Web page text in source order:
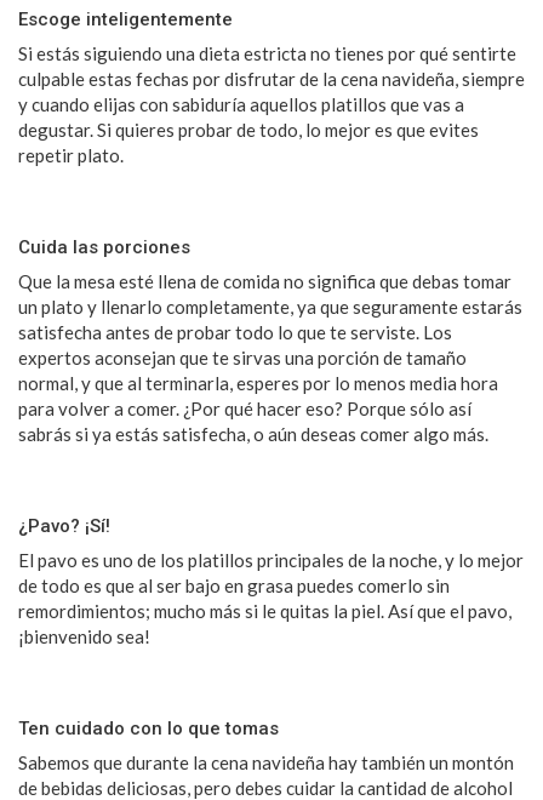
Escoge inteligentemente
Si estás siguiendo una dieta estricta no tienes por qué sentirte
culpable estas fechas por disfrutar de la cena navideña, siempre
y cuando elijas con sabiduría aquellos platillos que vas a
degustar. Si quieres probar de todo, lo mejor es que evites
repetir plato.
Cuida las porciones
Que la mesa esté llena de comida no significa que debas tomar
un plato y llenarlo completamente, ya que seguramente estarás
satisfecha antes de probar todo lo que te serviste. Los
expertos aconsejan que te sirvas una porción de tamaño
normal, y que al terminarla, esperes por lo menos media hora
para volver a comer. ¿Por qué hacer eso? Porque sólo así
sabrás si ya estás satisfecha, o aún deseas comer algo más.
¿Pavo? ¡Sí!
El pavo es uno de los platillos principales de la noche, y lo mejor
de todo es que al ser bajo en grasa puedes comerlo sin
remordimientos; mucho más si le quitas la piel. Así que el pavo,
¡bienvenido sea!
Ten cuidado con lo que tomas
Sabemos que durante la cena navideña hay también un montón
de bebidas deliciosas, pero debes cuidar la cantidad de alcohol